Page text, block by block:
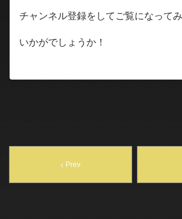
チャンネル登録をしてご覧になって
いかがでしょうか！
Prev